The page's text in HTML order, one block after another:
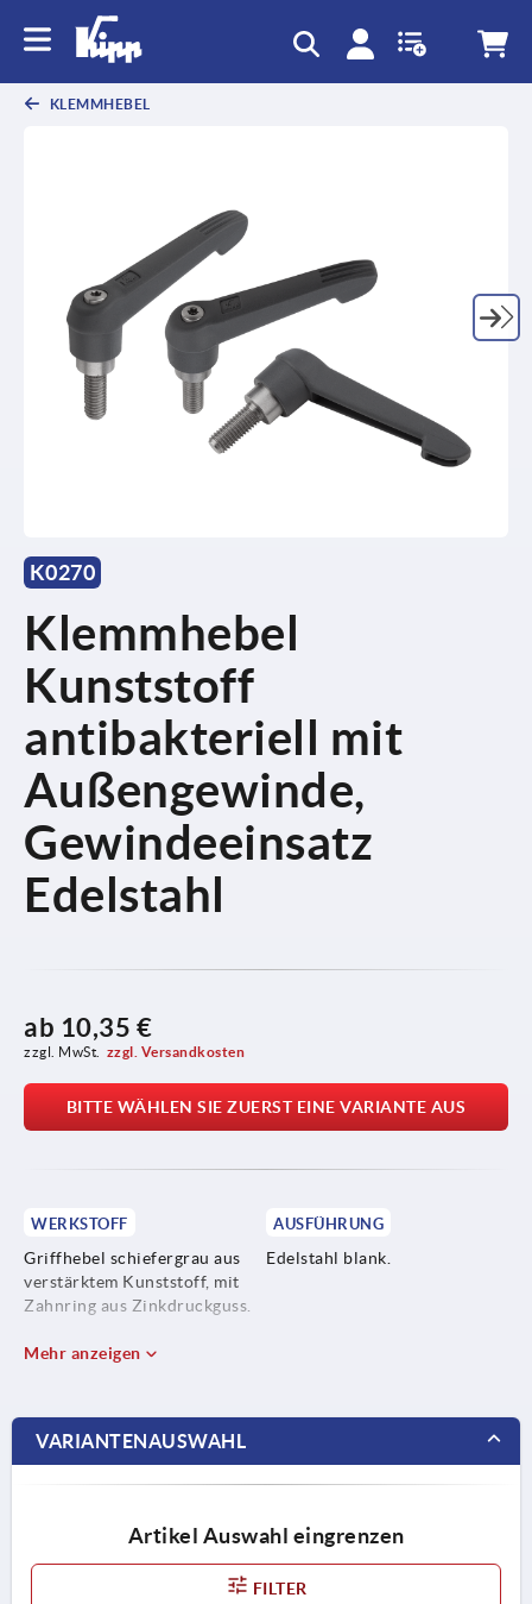
KLEMMHEBEL
K0270
Klemmhebel
Kunststoff
antibakteriell mit
Außengewinde,
Gewindeeinsatz
Edelstahl
ab 10,35 €
zzgl. MwSt. zzgl. Versandkosten
BITTE WÄHLEN SIE ZUERST EINE VARIANTE AUS
WERKSTOFF
Griffhebel schiefergrau aus
verstärktem Kunststoff, mit
Zahnring aus Zinkdruckguss.
Stahlteile Edelstahl 1.4305.
AUSFÜHRUNG
Edelstahl blank.
Mehr anzeigen
VARIANTENAUSWAHL
Artikel Auswahl eingrenzen
FILTER